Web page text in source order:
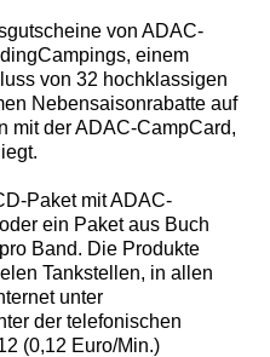
von ADAC-
einem
von 32 hochklassigen
Nebensaisonrabatte auf
mit der ADAC-CampCard,
Paket mit ADAC-
ein Paket aus Buch
Band. Die Produkte
Tankstellen, in allen
unter
der telefonischen
(0,12 Euro/Min.)